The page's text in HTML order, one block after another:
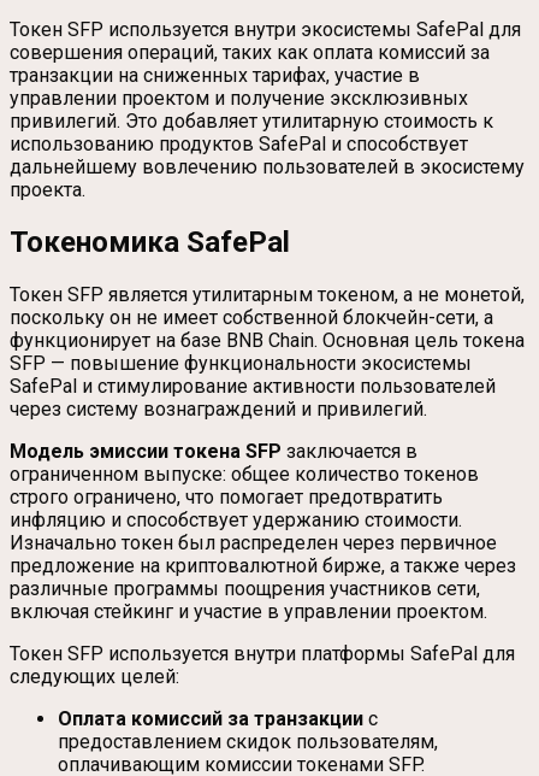
Токен SFP используется внутри экосистемы SafePal для
совершения операций, таких как оплата комиссий за
транзакции на сниженных тарифах, участие в
управлении проектом и получение эксклюзивных
привилегий. Это добавляет утилитарную стоимость к
использованию продуктов SafePal и способствует
дальнейшему вовлечению пользователей в экосистему
проекта.
Токеномика SafePal
Токен SFP является утилитарным токеном, а не монетой,
поскольку он не имеет собственной блокчейн-сети, а
функционирует на базе BNB Chain. Основная цель токена
SFP — повышение функциональности экосистемы
SafePal и стимулирование активности пользователей
через систему вознаграждений и привилегий.
Модель эмиссии токена SFP заключается в
ограниченном выпуске: общее количество токенов
строго ограничено, что помогает предотвратить
инфляцию и способствует удержанию стоимости.
Изначально токен был распределен через первичное
предложение на криптовалютной бирже, а также через
различные программы поощрения участников сети,
включая стейкинг и участие в управлении проектом.
Токен SFP используется внутри платформы SafePal для
следующих целей:
Оплата комиссий за транзакции с
предоставлением скидок пользователям,
оплачивающим комиссии токенами SFP.